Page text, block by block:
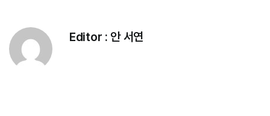
Editor : 안 서연